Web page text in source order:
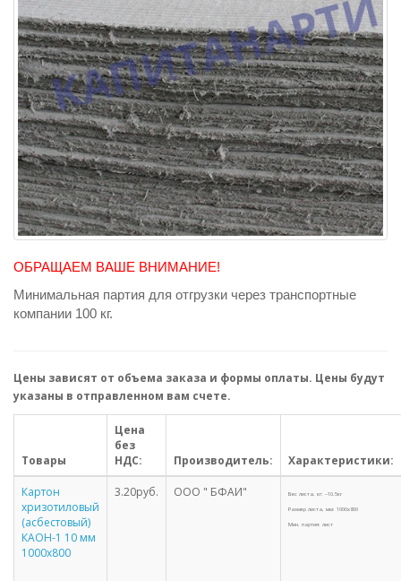
ОБРАЩАЕМ ВАШЕ ВНИМАНИЕ!
Минимальная партия для отгрузки через транспортные
компании 100 кг.
Цены зависят от объема заказа и формы оплаты. Цены будут
указаны в отправленном вам счете.
Товары
Цена
без
НДС:
Производитель: Характеристики:
Картон
хризотиловый
(асбестовый)
КАОН-1 10 мм
1000х800
3.20руб. ООО " БФАИ" Вес листа, кг: ~10.5кг
Размер листа, мм: 1000х800
Мин. партия: лист